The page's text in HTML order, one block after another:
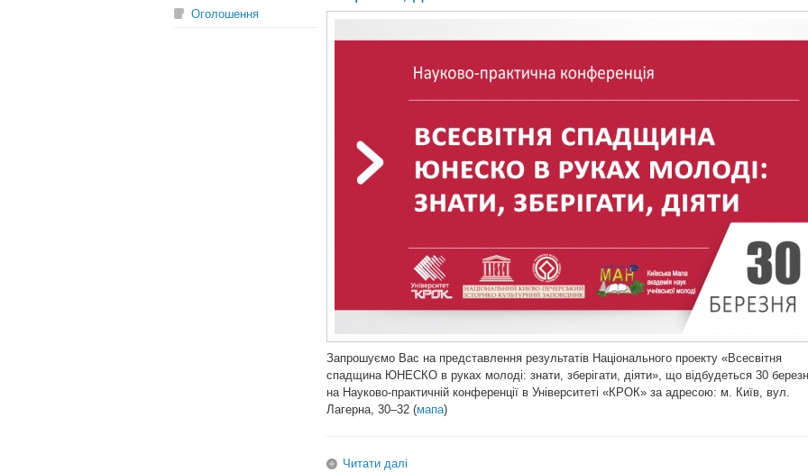
Оголошення
Запрошуємо Вас на представлення результатів Національного проекту «Всесвітня
спадщина ЮНЕСКО в руках молоді: знати, зберігати, діяти», що відбудеться 30
на Науково-практичній конференції в Університеті «КРОК» за адресою: м. Київ, вул.
Лагерна, 30–32 (мапа)
Читати далі